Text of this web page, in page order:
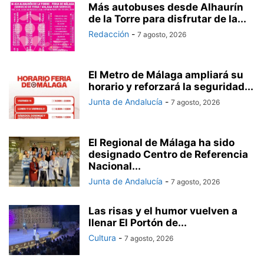
Más autobuses desde Alhaurín
de la Torre para disfrutar de la...
Redacción - 7 agosto, 2026
El Metro de Málaga ampliará su
horario y reforzará la seguridad...
Junta de Andalucía - 7 agosto, 2026
El Regional de Málaga ha sido
designado Centro de Referencia
Nacional...
Junta de Andalucía - 7 agosto, 2026
Las risas y el humor vuelven a
llenar El Portón de...
Cultura - 7 agosto, 2026